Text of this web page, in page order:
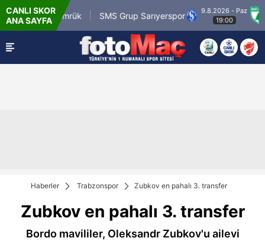
CANLI SKOR
ANA SAYFA
Karagümrük SMS Grup Sarıyerspor
9.8.2026 - Paz
19:00
Haberler Trabzonspor Zubkov en pahalı 3. transfer
Zubkov en pahalı 3. transfer
Bordo mavililer, Oleksandr Zubkov'u ailevi